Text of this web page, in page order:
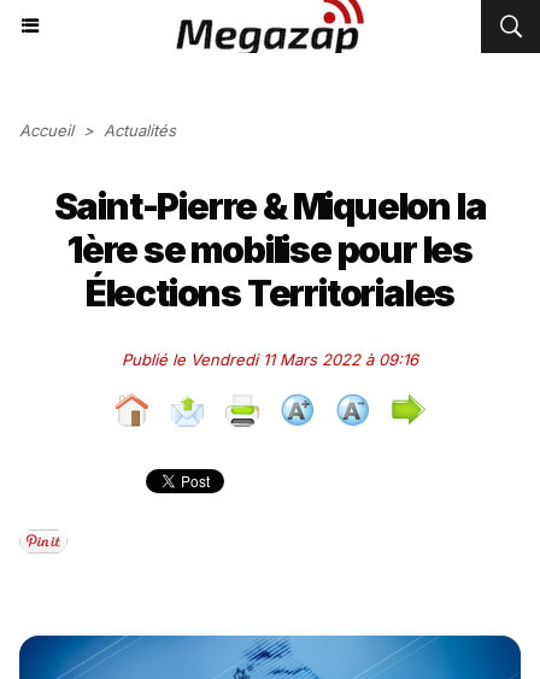
Accueil > Actualités
Saint-Pierre & Miquelon la
1ère se mobilise pour les
Élections Territoriales
Publié le Vendredi 11 Mars 2022 à 09:16